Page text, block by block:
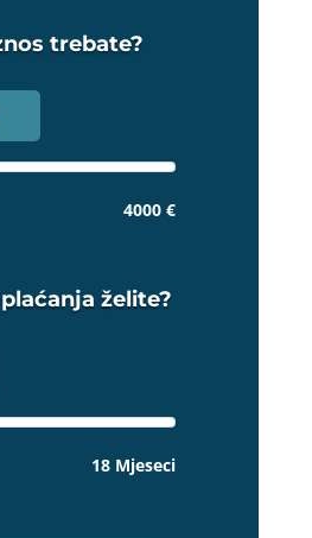
trebate?
4000 €
želite?
18 Mjeseci